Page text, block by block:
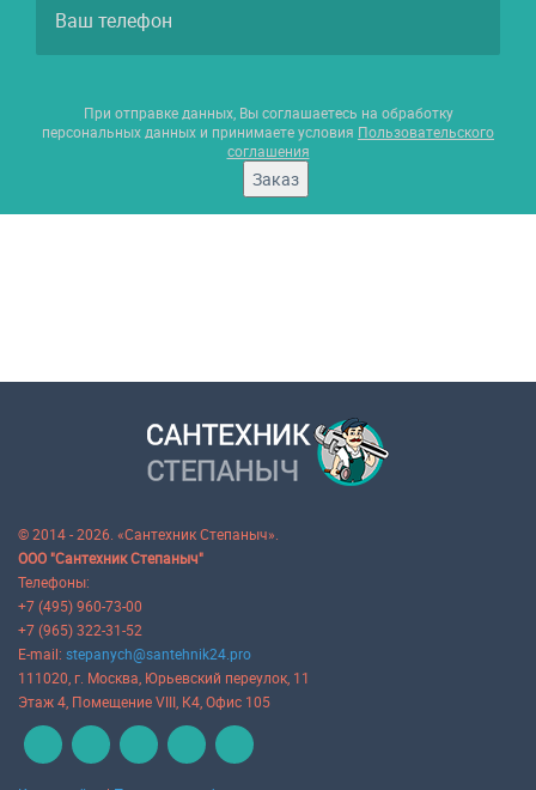
При отправке данных, Вы соглашаетесь на обработку
персональных данных и принимаете условия Пользовательского
соглашения
Заказ
© 2014 - 2026. «Сантехник Степаныч».
ООО "Сантехник Степаныч"
Телефоны:
+7 (495) 960-73-00
+7 (965) 322-31-52
E-mail: stepanych@santehnik24.pro
111020 , г. Москва Юрьевский переулок, 11
Этаж 4, Помещение VIII, К4, Офис 105